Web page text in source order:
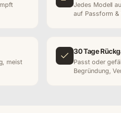
Jedes Modell
auf Passform &
meist
30 Tage
Passt oder
Begründung,